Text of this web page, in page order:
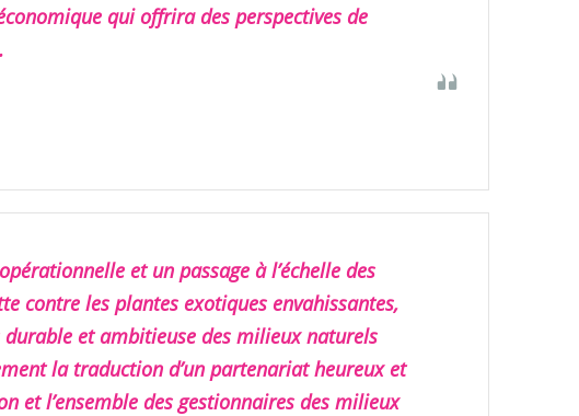
qui offrira des perspectives de
et un passage à l’échelle des
contre les plantes exotiques envahissantes,
et ambitieuse des milieux naturels
la traduction d’un partenariat heureux et
et l’ensemble des gestionnaires des milieux